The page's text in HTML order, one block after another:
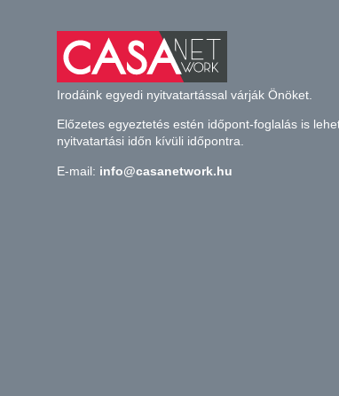
Irodáink egyedi nyitvatartással várják Önöket.
Előzetes egyeztetés estén időpont-foglalás is
nyitvatartási időn kívüli időpontra.
E-mail: info@casanetwork.hu